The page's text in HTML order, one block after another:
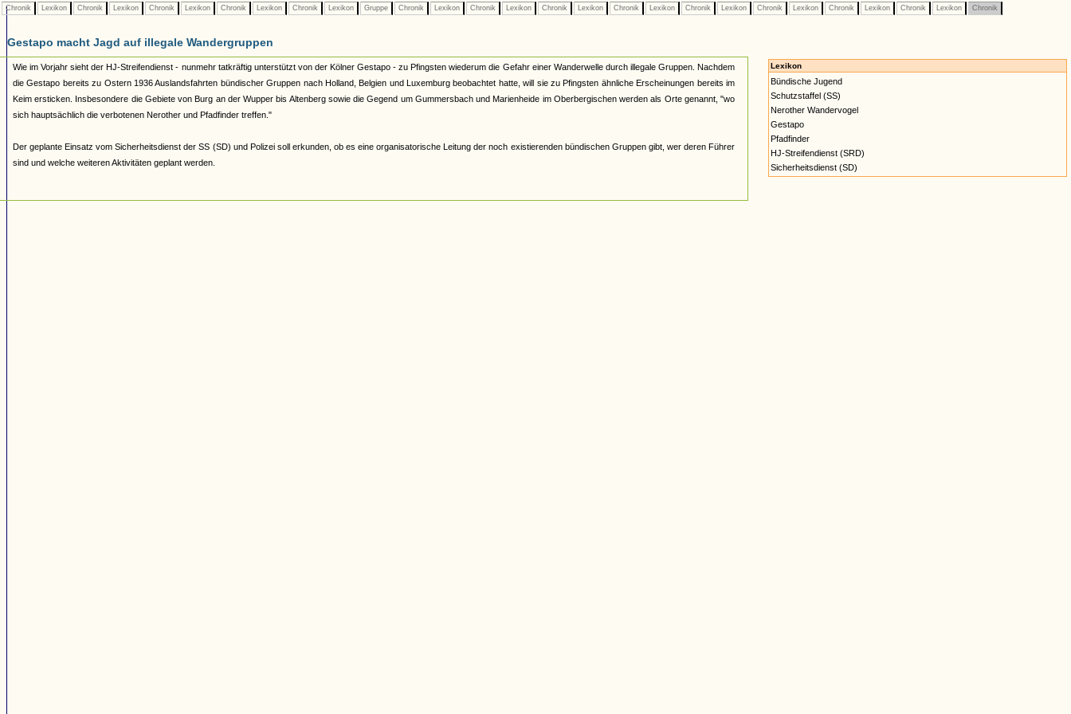
Chronik Lexikon Chronik Lexikon Chronik Lexikon Chronik Lexikon Chronik Lexikon Gruppe Chronik Lexikon Chronik Lexikon Chronik Lexikon Chronik Lexikon Chronik Lexikon Chronik Lexikon Chronik Lexikon Chronik Lexikon Chronik
Gestapo macht Jagd auf illegale Wandergruppen
Wie im Vorjahr sieht der HJ-Streifendienst - nunmehr tatkräftig unterstützt von der Kölner Gestapo - zu Pfingsten wiederum die Gefahr einer Wanderwelle durch illegale Gruppen. Nachdem
die Gestapo bereits zu Ostern 1936 Auslandsfahrten bündischer Gruppen nach Holland, Belgien und Luxemburg beobachtet hatte, will sie zu Pfingsten ähnliche Erscheinungen bereits im
Keim ersticken. Insbesondere die Gebiete von Burg an der Wupper bis Altenberg sowie die Gegend um Gummersbach und Marienheide im Oberbergischen werden als Orte genannt, "wo
sich hauptsächlich die verbotenen Nerother und Pfadfinder treffen."
Der geplante Einsatz vom Sicherheitsdienst der SS (SD) und Polizei soll erkunden, ob es eine organisatorische Leitung der noch existierenden bündischen Gruppen gibt, wer deren Führer
sind und welche weiteren Aktivitäten geplant werden.
Lexikon
Bündische Jugend
Schutzstaffel (SS)
Nerother Wandervogel
Gestapo
Pfadfinder
HJ-Streifendienst (SRD)
Sicherheitsdienst (SD)